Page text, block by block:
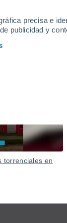
precisa e
publicidad y
torrenciales en